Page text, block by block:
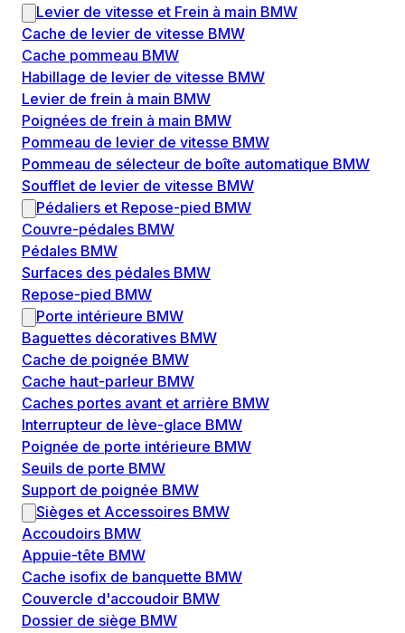
Levier de vitesse et Frein à main BMW
Cache de levier de vitesse BMW
Cache pommeau BMW
Habillage de levier de vitesse BMW
Levier de frein à main BMW
Poignées de frein à main BMW
Pommeau de levier de vitesse BMW
Pommeau de sélecteur de boîte automatique BMW
Soufflet de levier de vitesse BMW
Pédaliers et Repose-pied BMW
Couvre-pédales BMW
Pédales BMW
Surfaces des pédales BMW
Repose-pied BMW
Porte intérieure BMW
Baguettes décoratives BMW
Cache de poignée BMW
Cache haut-parleur BMW
Caches portes avant et arrière BMW
Interrupteur de lève-glace BMW
Poignée de porte intérieure BMW
Seuils de porte BMW
Support de poignée BMW
Sièges et Accessoires BMW
Accoudoirs BMW
Appuie-tête BMW
Cache isofix de banquette BMW
Couvercle d'accoudoir BMW
Dossier de siège BMW